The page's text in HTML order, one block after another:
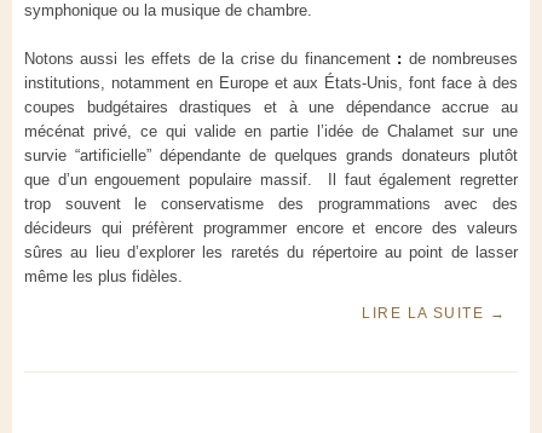
symphonique ou la musique de chambre.
Notons aussi les effets de la crise du financement : de nombreuses
institutions, notamment en Europe et aux États-Unis, font face à des
coupes budgétaires drastiques et à une dépendance accrue au
mécénat privé, ce qui valide en partie l’idée de Chalamet sur une
survie “artificielle” dépendante de quelques grands donateurs plutôt
que d’un engouement populaire massif. Il faut également regretter
trop souvent le conservatisme des programmations avec des
décideurs qui préfèrent programmer encore et encore des valeurs
sûres au lieu d’explorer les raretés du répertoire au point de lasser
même les plus fidèles.
LIRE LA SUITE →